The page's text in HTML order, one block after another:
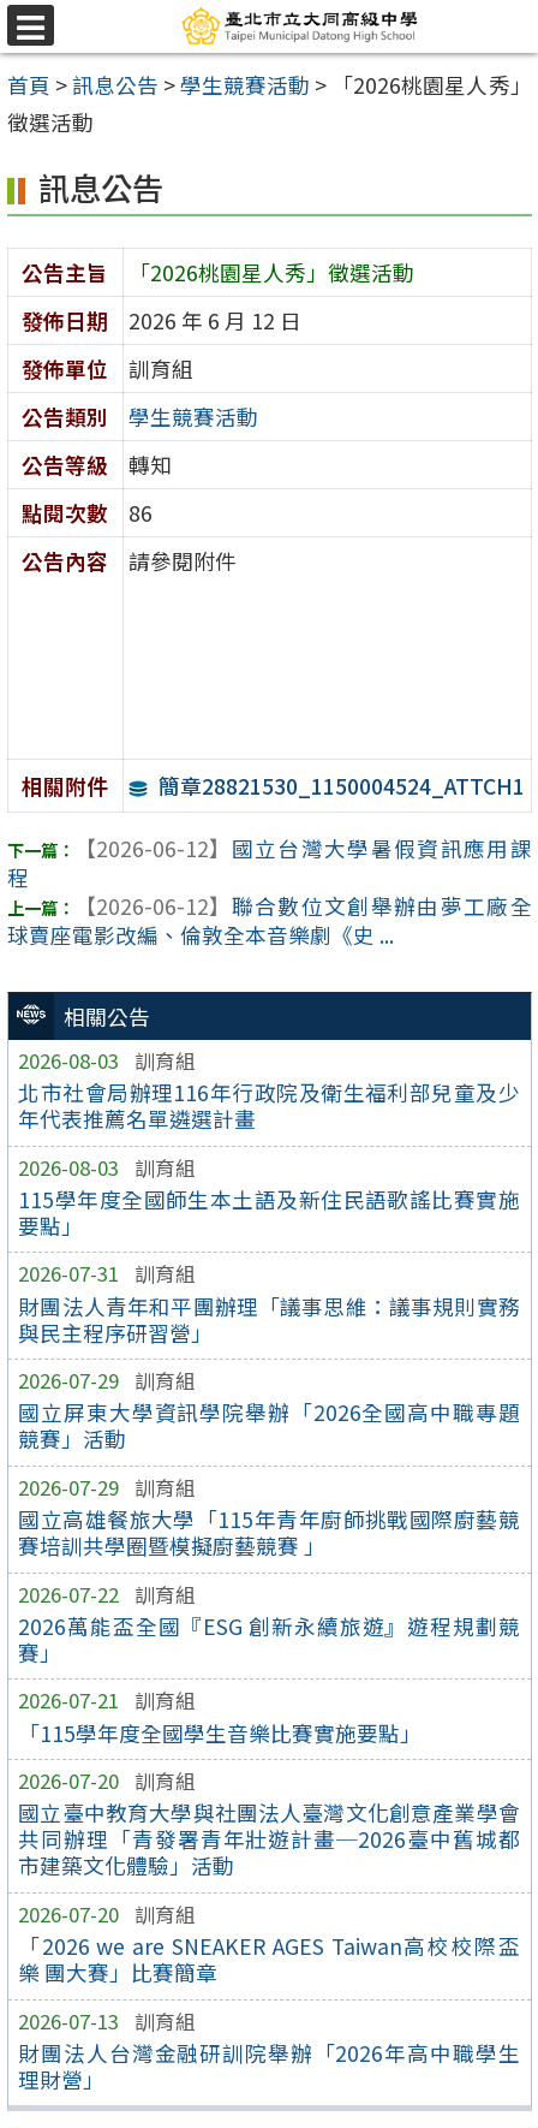
跳
至
主
要
容
區
選
單
首頁 >訊息公告 >學生競賽活動 > 「2026桃園星人秀」
徵選活動
相關公告
2026-08-03 訓育組
北市社會局辦理116年行政院及衛生福利部兒童及少
年代表推薦名單遴選計畫
2026-08-03 訓育組
115學年度全國師生本土語及新住民語歌謠比賽實施
要點」
2026-07-31 訓育組
財團法人青年和平團辦理「議事思維：議事規則實務
與民主程序研習營」
2026-07-29 訓育組
國立屏東大學資訊學院舉辦「2026全國高中職專題
競賽」活動
2026-07-29 訓育組
國立高雄餐旅大學「115年青年廚師挑戰國際廚藝競
賽培訓共學圈暨模擬廚藝競賽 」
2026-07-22 訓育組
2026萬能盃全國『ESG 創新永續旅遊』遊程規劃競
賽」
2026-07-21 訓育組
「115學年度全國學生音樂比賽實施要點」
2026-07-20 訓育組
國立臺中教育大學與社團法人臺灣文化創意產業學會
共同辦理「青發署青年壯遊計畫─2026臺中舊城都
市建築文化體驗」活動
2026-07-20 訓育組
「2026 we are SNEAKER AGES Taiwan高校校際盃
樂 團大賽」比賽簡章
2026-07-13 訓育組
財團法人台灣金融研訓院舉辦「2026年高中職學生
理財營」
訊息公告
公告主旨
「2026桃園星人秀」徵選活動
發佈日期
2026 年 6 月 12 日
發佈單位
訓育組
公告類別
學生競賽活動
公告等級
轉知
點閱次數
86
公告內容
請參閱附件
相關附件 簡章28821530_1150004524_ATTCH1
【2026-06-12】 國立台灣大學暑假資訊應用課
程
【2026-06-12】 聯合數位文創舉辦由夢工廠全
球賣座電影改編、倫敦全本音樂劇《史 ...